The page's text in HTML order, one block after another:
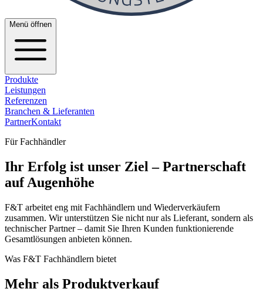
Menü öffnen
Produkte
Leistungen
Referenzen
Branchen & Lieferanten
PartnerKontakt
Für Fachhändler
Ihr Erfolg ist unser Ziel – Partnerschaft
auf Augenhöhe
F&T arbeitet eng mit Fachhändlern und Wiederverkäufern
zusammen. Wir unterstützen Sie nicht nur als Lieferant, sondern als
technischer Partner – damit Sie Ihren Kunden funktionierende
Gesamtlösungen anbieten können.
Was F&T Fachhändlern bietet
Mehr als Produktverkauf